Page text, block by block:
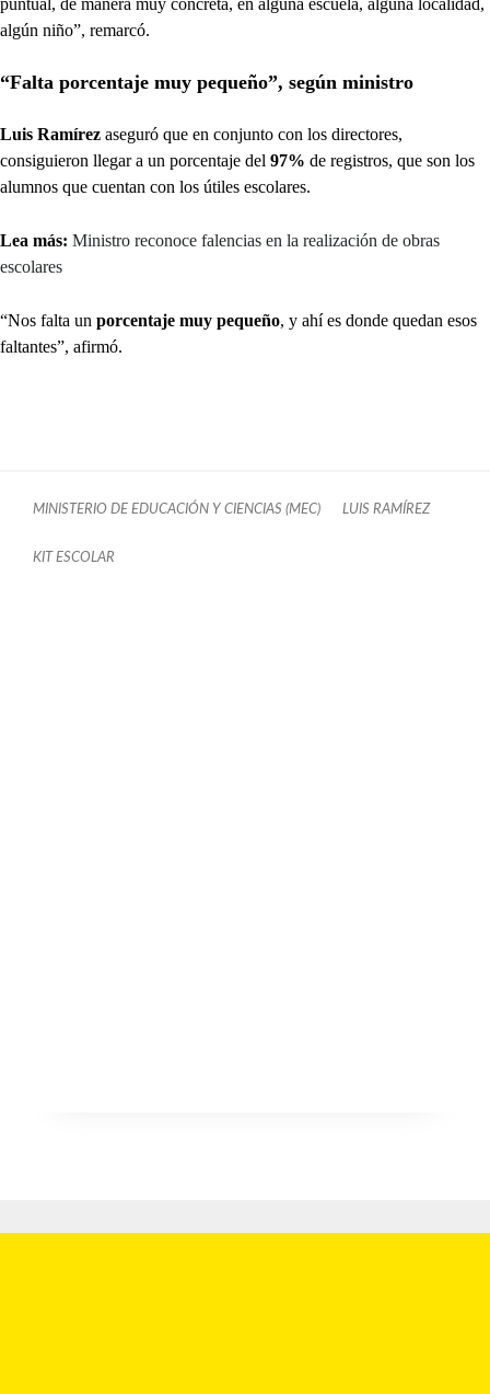
puntual, de manera muy concreta, en alguna escuela, alguna localidad,
algún niño”, remarcó.
“Falta porcentaje muy pequeño”, según ministro
Luis Ramírez aseguró que en conjunto con los directores,
consiguieron llegar a un porcentaje del 97% de registros, que son los
alumnos que cuentan con los útiles escolares.
Lea más: Ministro reconoce falencias en la realización de obras
escolares
“Nos falta un porcentaje muy pequeño, y ahí es donde quedan esos
faltantes”, afirmó.
MINISTERIO DE EDUCACIÓN Y CIENCIAS (MEC) LUIS RAMÍREZ
KIT ESCOLAR